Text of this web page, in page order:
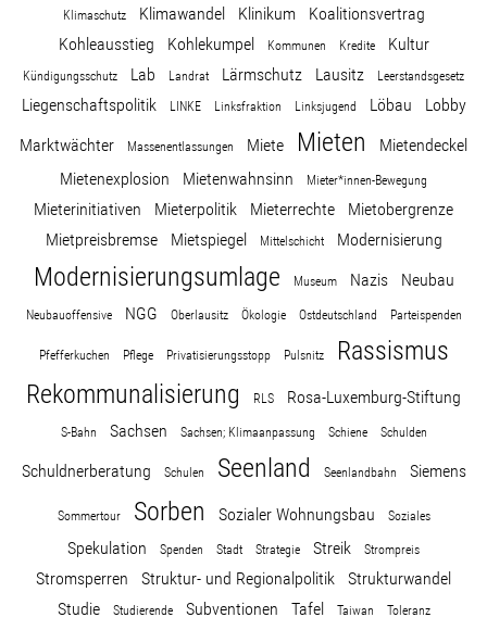
Klimaschutz Klimawandel Klinikum
Koalitionsvertrag
Kohleausstieg
Kohlekumpel Kommunen Kredite Kultur
Kündigungsschutz Lab Landrat Lärmschutz Lausitz Leerstandsgesetz
Liegenschaftspolitik LINKE Linksfraktion Linksjugend Löbau
Lobby
Marktwächter
Massenentlassungen Miete Mieten
Mietendeckel
Mietenexplosion
Mietenwahnsinn Mieter*innen-Bewegung
Mieterinitiativen Mieterpolitik Mieterrechte
Mietobergrenze
Mietpreisbremse
Mietspiegel Mittelschicht Modernisierung
Modernisierungsumlage Museum Nazis Neubau
Neubauoffensive NGG Oberlausitz Ökologie Ostdeutschland Parteispenden
Pfefferkuchen Pflege Privatisierungsstopp Pulsnitz
Rassismus
Rekommunalisierung
RLS Rosa-Luxemburg-Stiftung
S-Bahn Sachsen Sachsen; Klimaanpassung Schiene Schulden
Schuldnerberatung Schulen Seenland Seenlandbahn Siemens
Sommertour Sorben Sozialer Wohnungsbau Soziales
Spekulation Spenden Stadt Strategie Streik Strompreis
Stromsperren Struktur- und Regionalpolitik
Strukturwandel
Studie
Studierende Subventionen Tafel Taiwan Toleranz